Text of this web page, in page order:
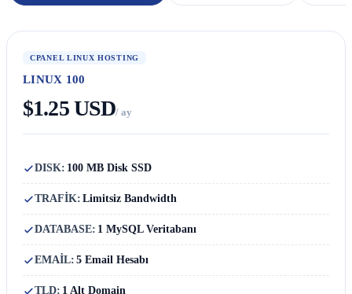
CPANEL LINUX HOSTING
LINUX 100
$1.25 USD/ ay
DISK: 100 MB Disk SSD
TRAFİK: Limitsiz Bandwidth
DATABASE: 1 MySQL Veritabanı
EMAİL: 5 Email Hesabı
TLD: 1 Alt Domain